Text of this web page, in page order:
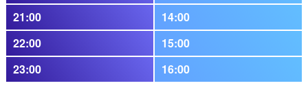
21:00
14:00
22:00
15:00
23:00
16:00